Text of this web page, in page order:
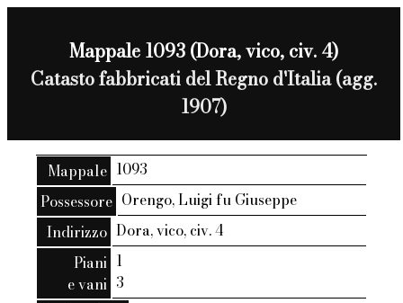
Mappale 1093 (Dora, vico, civ. 4)
Catasto fabbricati del Regno d'Italia (agg.
1907)
Mappale 1093
Possessore Orengo, Luigi fu Giuseppe
Indirizzo Dora, vico, civ. 4
Piani
e vani
1
3